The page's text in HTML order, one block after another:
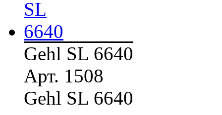
Gehl SL 6640
Арт. 1508
Gehl SL 6640